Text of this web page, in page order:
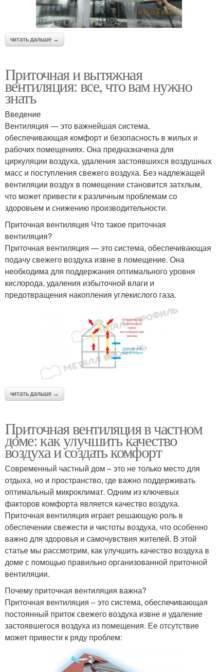
читать дальше →
Приточная и вытяжная
вентиляция: все, что вам нужно
знать
Введение
Вентиляция — это важнейшая система,
обеспечивающая комфорт и безопасность в жилых и
рабочих помещениях. Она предназначена для
циркуляции воздуха, удаления застоявшихся воздушных
масс и поступления свежего воздуха. Без надлежащей
вентиляции воздух в помещении становится затхлым,
что может привести к различным проблемам со
здоровьем и снижению производительности.
Приточная вентиляция Что такое приточная
вентиляция?
Приточная вентиляция — это система, обеспечивающая
подачу свежего воздуха извне в помещение. Она
необходима для поддержания оптимального уровня
кислорода, удаления избыточной влаги и
предотвращения накопления углекислого газа.
читать дальше →
Приточная вентиляция в частном
доме: как улучшить качество
воздуха и создать комфорт
Современный частный дом – это не только место для
отдыха, но и пространство, где важно поддерживать
оптимальный микроклимат. Одним из ключевых
факторов комфорта является качество воздуха.
Приточная вентиляция играет решающую роль в
обеспечении свежести и чистоты воздуха, что особенно
важно для здоровья и самочувствия жителей. В этой
статье мы рассмотрим, как улучшить качество воздуха в
доме с помощью правильно организованной приточной
вентиляции.
Почему приточная вентиляция важна?
Приточная вентиляция – это система, обеспечивающая
постоянный приток свежего воздуха извне и удаление
застоявшегося воздуха из помещения. Ее отсутствие
может привести к ряду проблем: